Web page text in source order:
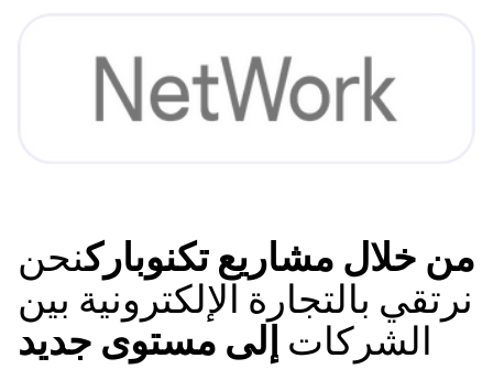
من خلال مشاريع تكنوباركنحن
نرتقي بالتجارة الإلكترونية بين
الشركات إلى مستوى جديد